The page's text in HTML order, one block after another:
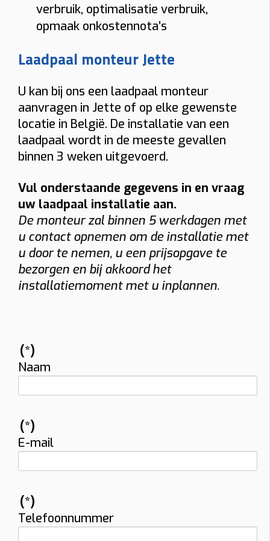
verbruik, optimalisatie verbruik,
opmaak onkostennota’s
Laadpaal monteur Jette
U kan bij ons een laadpaal monteur
aanvragen in Jette of op elke gewenste
locatie in België. De installatie van een
laadpaal wordt in de meeste gevallen
binnen 3 weken uitgevoerd.
Vul onderstaande gegevens in en vraag
uw laadpaal installatie aan.
De monteur zal binnen 5 werkdagen met
u contact opnemen om de installatie met
u door te nemen, u een prijsopgave te
bezorgen en bij akkoord het
installatiemoment met u inplannen.
(*)
Naam
(*)
E-mail
(*)
Telefoonnummer